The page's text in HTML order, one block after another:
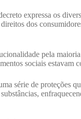
expressa os
dos
pela
sociais estavam
série de proteções